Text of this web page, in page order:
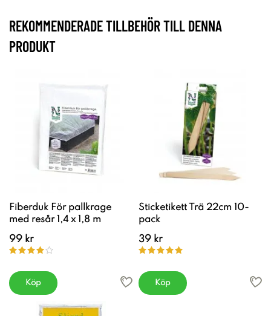
REKOMMENDERADE TILLBEHÖR TILL DENNA
PRODUKT
Fiberduk För pallkrage
med resår 1,4 x 1,8 m
99 kr
Köp
Sticketikett Trä 22cm 10-
pack
39 kr
Köp